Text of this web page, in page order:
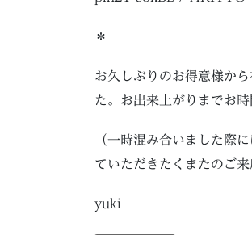
＊
お久しぶりのお得意様か
た。お出来上がりまでお
（一時混み合いました際
ていただきたくまたのご
yuki